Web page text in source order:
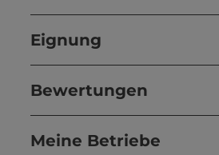
Eignung
Bewertungen
Meine Betriebe